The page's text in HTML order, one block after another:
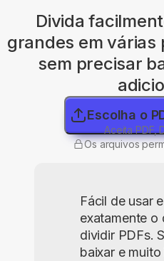
Divida
grandes em várias
sem precisar
Escolha o
Aceita PDF,
Os arquivos
Fácil de usar
exatamente o
dividir PDFs.
baixar e